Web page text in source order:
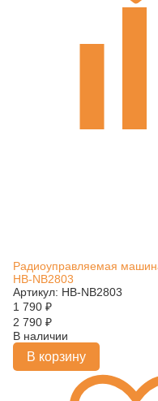
Радиоуправляемая
HB-NB2803
Артикул: HB-NB2803
1 790 ₽
2 790 ₽
В наличии
В корзину